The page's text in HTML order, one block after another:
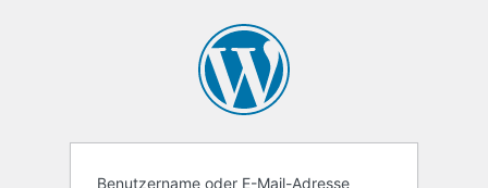
Benutzername oder E-Mail-Adresse